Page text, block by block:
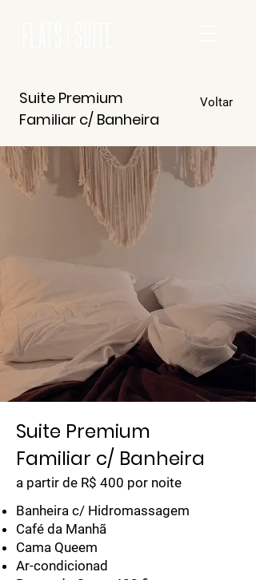
Suite Premium
Familiar c/ Banheira
Voltar
Suite Premium
Familiar c/ Banheira
a partir de R$ 400 por noite
Banheira c/ Hidromassagem
Café da Manhã
Cama Queem
Ar-condicionad